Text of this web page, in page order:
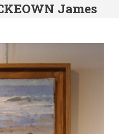
James